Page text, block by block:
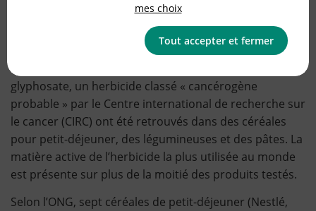
L’ONG Générations Futures a fait analyser 30 aliments
de consommations courantes. Des résidus de
glyphosate, un herbicide classé « cancérogène
probable » par le Centre international de recherche sur
le cancer (CIRC) ont été retrouvés dans des céréales
pour petit-déjeuner, des légumineuses et des pâtes. La
matière active de l’herbicide la plus utilisée au monde
est présente sur plus de la moitié des produits testés.
Selon l’ONG, sept céréales de petit-déjeuner (Nestlé,
mes choix
Tout accepter et fermer